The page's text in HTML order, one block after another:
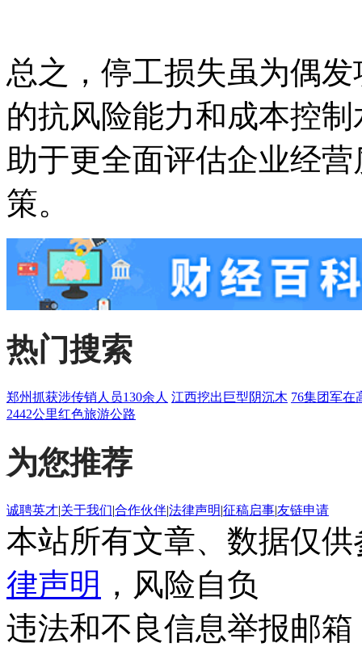
总之，停工损失虽为偶
的抗风险能力和成本控
助于更全面评估企业经
策。
热门搜索
郑州抓获涉传销人员130余人 江西挖出巨型阴沉木 76集团军在
2442公里红色旅游公路
为您推荐
诚聘英才|关于我们|合作伙伴|法律声明|征稿启事|友链申请
本站所有文章、数据仅
律声明 ，风险自负
违法和不良信息举报邮箱